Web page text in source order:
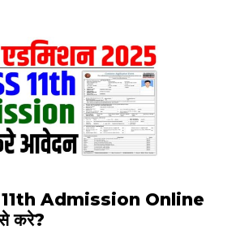
Admission Online
करे?